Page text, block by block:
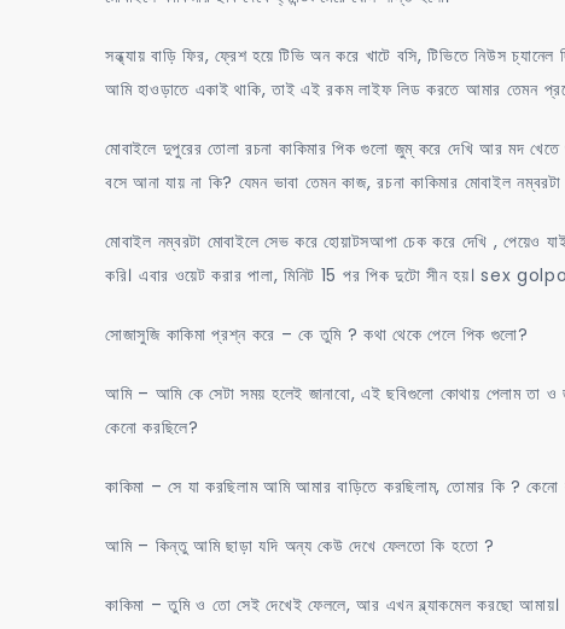
সন্ধ্যায় বাড়ি ফির, ফ্রেশ হয়ে টিভি অন করে খাটে বসি, টিভিতে নিউস
আমি হাওড়াতে একাই থাকি, তাই এই রকম লাইফ লিড করতে আমার তেমন
মোবাইলে দুপুরের তোলা রচনা কাকিমার পিক গুলো জুম্ করে দেখি আর মদ
বসে আনা যায় না কি? যেমন ভাবা তেমন কাজ, রচনা কাকিমার মোবাইল
মোবাইল নম্বরটা মোবাইলে সেভ করে হোয়াটসআপা চেক করে দেখি , পেয়েও
করি। এবার ওয়েট করার পালা, মিনিট 15 পর পিক দুটো সীন হয়। sex golpo
সোজাসুজি কাকিমা প্রশ্ন করে – কে তুমি ? কথা থেকে পেলে পিক গুলো?
আমি – আমি কে সেটা সময় হলেই জানাবো, এই ছবিগুলো কোথায় পেলাম তা ও
কেনো করছিলে?
কাকিমা – সে যা করছিলাম আমি আমার বাড়িতে করছিলাম, তোমার কি ?
আমি – কিন্তু আমি ছাড়া যদি অন্য কেউ দেখে ফেলতো কি হতো ?
কাকিমা – তুমি ও তো সেই দেখেই ফেললে, আর এখন ব্ল্যাকমেল করছো আমায়।